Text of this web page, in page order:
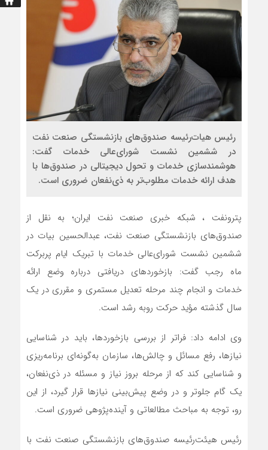
رئیس هیات‌رئیسه صندوق‌های بازنشستگی صنعت نفت
در ششمین نشست شورای‌عالی خدمات گفت:
هوشمندسازی خدمات و تحول دیجیتالی در صندوق‌ها با
هدف ارائه خدمات مطلوب‌تر به ذی‌نفعان ضروری است.
پترونفت ، شبکه خبری صنعت نفت ایران؛ به نقل از
صندوق‌های بازنشستگی صنعت نفت، عبدالحسین بیات در
ششمین نشست شورای‌عالی خدمات با تبریک ایام پربرکت
ماه رجب گفت: بازخوردهای دریافتی درباره وضع ارائه
خدمات و انجام چند مرحله تعدیل مستمری و مقرری در یک
سال گذشته مؤید حرکت روبه‌ رشد است.
وی ادامه داد: فراتر از بررسی بازخوردها، باید در شناسایی
نیازها، رفع مسائل و چالش‌ها، سازمان به‌گونه‌ای برنامه‌ریزی
و شناسایی کند که از مرحله بروز نیاز و مسئله در ذی‌نفعان،
یک گام جلوتر و در وضع پیش‌بینی نیازها قرار گیرد، از این‌
رو، توجه به مباحث مطالعاتی و آینده‌پژوهی ضروری است.
رئیس هیئت‌رئیسه صندوق‌های بازنشستگی صنعت نفت با